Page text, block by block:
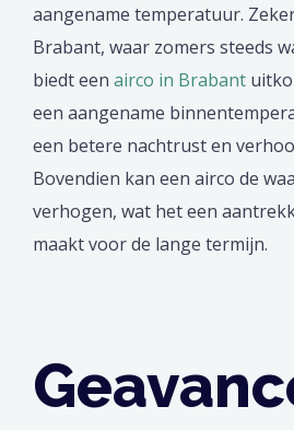
aangename temperatuur.
Brabant, waar zomers steeds
biedt een airco in Brabant
een aangename
een betere nachtrust en
Bovendien kan een airco de
verhogen, wat het een
maakt voor de lange termijn.